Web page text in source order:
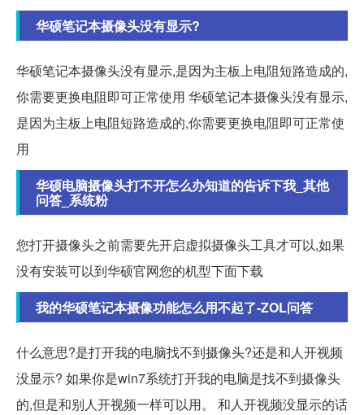
华硕笔记本摄像头没有显示?
华硕笔记本摄像头没有显示,是因为主板上电阻短路造成的,
你需要更换电阻即可正常使用 华硕笔记本摄像头没有显示,
是因为主板上电阻短路造成的,你需要更换电阻即可正常使
用
华硕电脑摄像头打不开怎么办知道的告诉下我_其他
问答_系统粉
您打开摄像头之前需要先开启虚拟摄像头工具才可以,如果
没有安装可以到华硕官网您的机型下面下载
我的华硕笔记本摄像功能怎么用不起了-ZOL问答
什么意思?是打开我的电脑找不到摄像头?还是和人开视频
没显示? 如果你是win7系统打开我的电脑是找不到摄像头
的,但是和别人开视频一样可以用。 和人开视频没显示的话